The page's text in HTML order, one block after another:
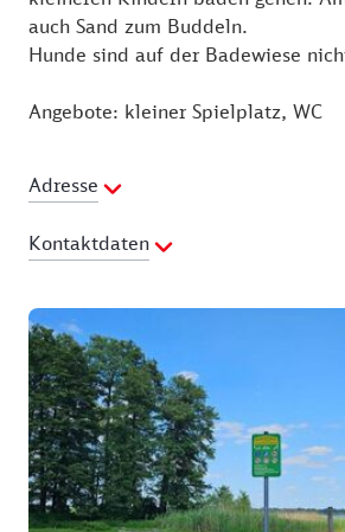
auch Sand zum Buddeln.
Hunde sind auf der Badewiese
Angebote: kleiner Spielplatz, WC
Adresse
Kontaktdaten
Telefon:
E-Mail Adresse: